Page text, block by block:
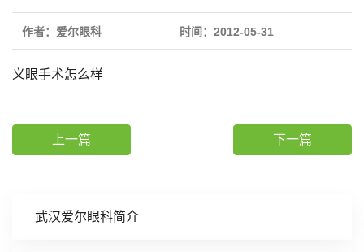
武汉爱尔眼科简介
作者：爱尔眼科 时间：2012-05-31
义眼手术怎么样
上一篇 下一篇